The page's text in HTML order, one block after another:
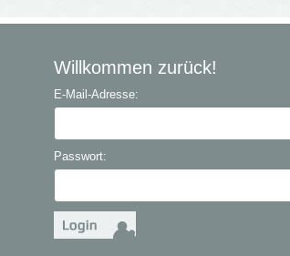
Willkommen zurück!
E-Mail-Adresse:
Passwort: